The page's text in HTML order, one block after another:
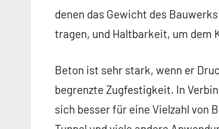
denen das Gewicht des
tragen, und Haltbarkeit, um dem
Beton ist sehr stark, wenn er
begrenzte Zugfestigkeit. In
sich besser für eine Vielzahl von